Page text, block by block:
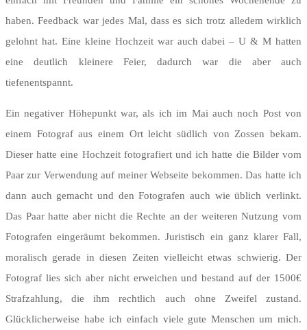
haben. Feedback war jedes Mal, dass es sich trotz alledem wirklich
gelohnt hat. Eine kleine Hochzeit war auch dabei – U & M hatten
eine deutlich kleinere Feier, dadurch war die aber auch
tiefenentspannt.
Ein negativer Höhepunkt war, als ich im Mai auch noch Post von
einem Fotograf aus einem Ort leicht südlich von Zossen bekam.
Dieser hatte eine Hochzeit fotografiert und ich hatte die Bilder vom
Paar zur Verwendung auf meiner Webseite bekommen. Das hatte ich
dann auch gemacht und den Fotografen auch wie üblich verlinkt.
Das Paar hatte aber nicht die Rechte an der weiteren Nutzung vom
Fotografen eingeräumt bekommen. Juristisch ein ganz klarer Fall,
moralisch gerade in diesen Zeiten vielleicht etwas schwierig. Der
Fotograf lies sich aber nicht erweichen und bestand auf der 1500€
Strafzahlung, die ihm rechtlich auch ohne Zweifel zustand.
Glücklicherweise habe ich einfach viele gute Menschen um mich.